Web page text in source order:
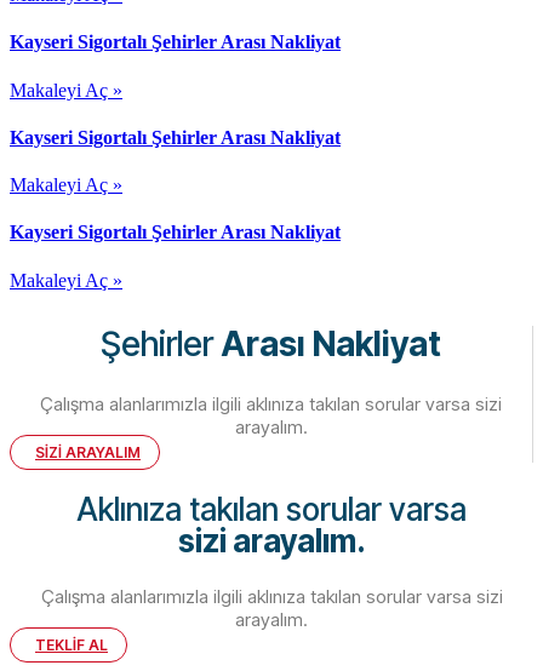
Kayseri Sigortalı Şehirler Arası Nakliyat
Makaleyi Aç »
Kayseri Sigortalı Şehirler Arası Nakliyat
Makaleyi Aç »
Kayseri Sigortalı Şehirler Arası Nakliyat
Makaleyi Aç »
ŞehirlerArası Nakliyat
Çalışma alanlarımızla ilgili aklınıza takılan sorular varsa sizi
arayalım.
SİZİ ARAYALIM
Aklınıza takılan sorular varsa
sizi arayalım.
Çalışma alanlarımızla ilgili aklınıza takılan sorular varsa sizi
arayalım.
TEKLİF AL